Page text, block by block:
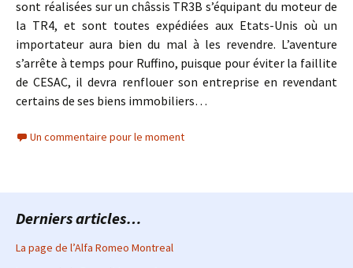
sont réalisées sur un châssis TR3B s’équipant du moteur de
la TR4, et sont toutes expédiées aux Etats-Unis où un
importateur aura bien du mal à les revendre. L’aventure
s’arrête à temps pour Ruffino, puisque pour éviter la faillite
de CESAC, il devra renflouer son entreprise en revendant
certains de ses biens immobiliers…
Un commentaire pour le moment
Derniers articles…
La page de l’Alfa Romeo Montreal